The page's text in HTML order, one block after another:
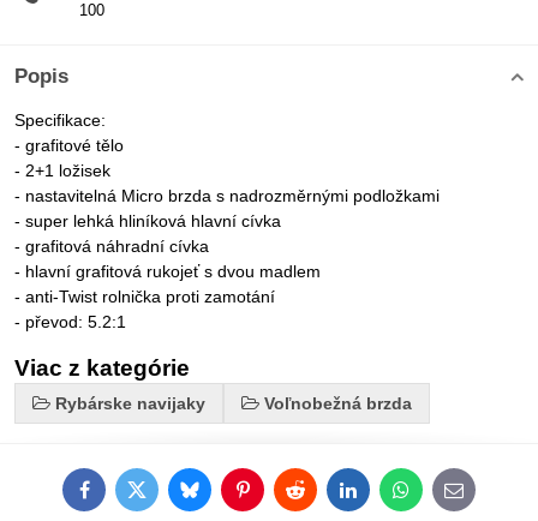
100
Popis
Specifikace:
- grafitové tělo
- 2+1 ložisek
- nastavitelná Micro brzda s nadrozměrnými podložkami
- super lehká hliníková hlavní cívka
- grafitová náhradní cívka
- hlavní grafitová rukojeť s dvou madlem
- anti-Twist rolnička proti zamotání
- převod: 5.2:1
Viac z kategórie
Rybárske navijaky Voľnobežná brzda
FacebookTwitterBlueskyPinterestRedditLinkedInWhatsApp
E-
mail